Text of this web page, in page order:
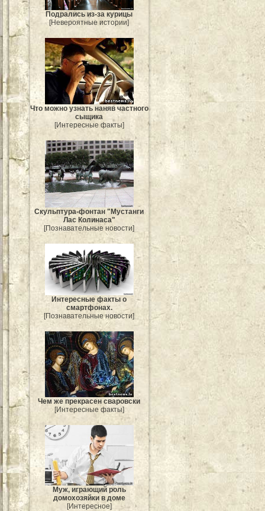
Подрались из-за курицы
[Невероятные истории]
Что можно узнать наняв частного
сыщика
[Интересные факты]
Скульптура-фонтан "Мустанги
Лас Колинаса"
[Познавательные новости]
Интересные факты о
смартфонах.
[Познавательные новости]
Чем же прекрасен сваровски
[Интересные факты]
Муж, играющий роль
домохозяйки в доме
[Интересное]